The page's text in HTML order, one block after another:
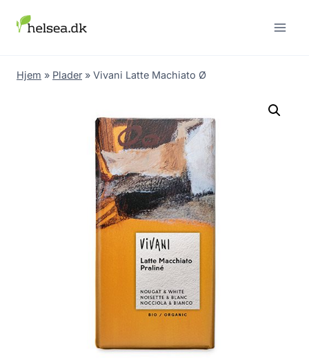
Hjem » Plader » Vivani Latte Machiato Ø